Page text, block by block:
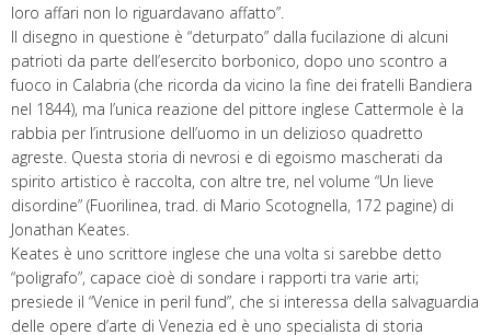
loro affari non lo riguardavano affatto”.
Il disegno in questione è “deturpato” dalla fucilazione di alcuni
patrioti da parte dell’esercito borbonico, dopo uno scontro a
fuoco in Calabria (che ricorda da vicino la fine dei fratelli Bandiera
nel 1844), ma l’unica reazione del pittore inglese Cattermole è la
rabbia per l’intrusione dell’uomo in un delizioso quadretto
agreste. Questa storia di nevrosi e di egoismo mascherati da
spirito artistico è raccolta, con altre tre, nel volume “Un lieve
disordine” (Fuorilinea, trad. di Mario Scotognella, 172 pagine) di
Jonathan Keates.
Keates è uno scrittore inglese che una volta si sarebbe detto
“poligrafo”, capace cioè di sondare i rapporti tra varie arti;
presiede il “Venice in peril fund”, che si interessa della salvaguardia
delle opere d’arte di Venezia ed è uno specialista di storia